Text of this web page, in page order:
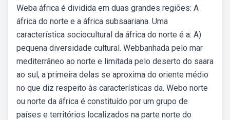
Weba áfrica é dividida em duas grandes regiões: A
áfrica do norte e a áfrica subsaariana. Uma
característica sociocultural da áfrica do norte é a: A)
pequena diversidade cultural. Webbanhada pelo mar
mediterrâneo ao norte e limitada pelo deserto do saara
ao sul, a primeira delas se aproxima do oriente médio
no que diz respeito às características da. Webo norte
ou norte da áfrica é constituído por um grupo de
países e territórios localizados na parte norte do